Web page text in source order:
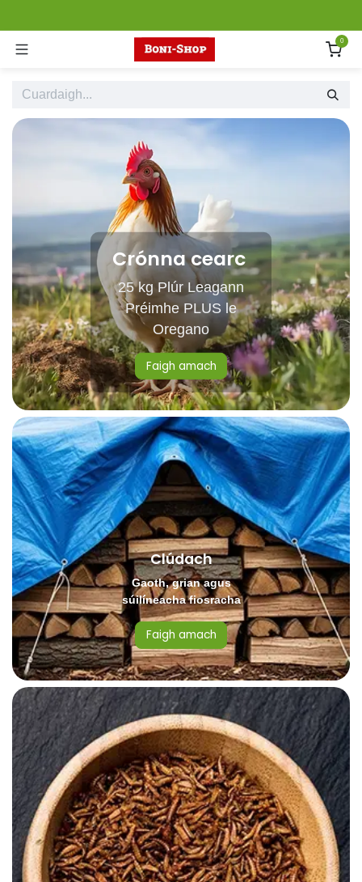
0
Crónna cearc
25 kg Plúr Leagann
Préimhe PLUS le
Oregano
Faigh amach
Clúdach
Gaoth, grian agus
súilíneacha fiosracha
Faigh amach